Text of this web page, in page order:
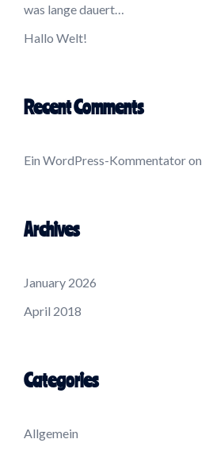
was lange dauert…
Hallo Welt!
Recent Comments
Ein WordPress-Kommentatoron
Archives
January 2026
April 2018
Categories
Allgemein